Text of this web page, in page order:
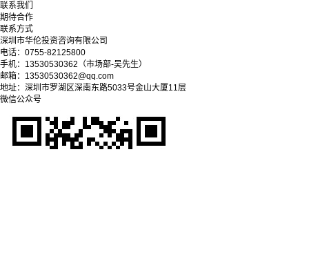
联系我们
期待合作
联系方式
深圳市华伦投资咨询有限公司
电话：0755-82125800
手机：13530530362（市场部-吴先生）
邮箱：13530530362@qq.com
地址：深圳市罗湖区深南东路5033号金山大厦11层
微信公众号